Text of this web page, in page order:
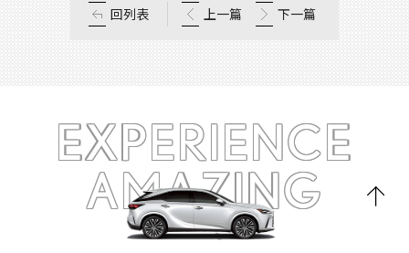
回列表 上一篇 下一篇
EXPERIENCE
AMAZING